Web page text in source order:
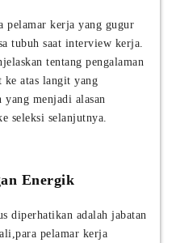
pelamar kerja yang gugur
tubuh saat interview kerja.
tentang pengalaman
ke atas langit yang
yang menjadi alasan
seleksi selanjutnya.
Energik
diperhatikan adalah jabatan
pelamar kerja